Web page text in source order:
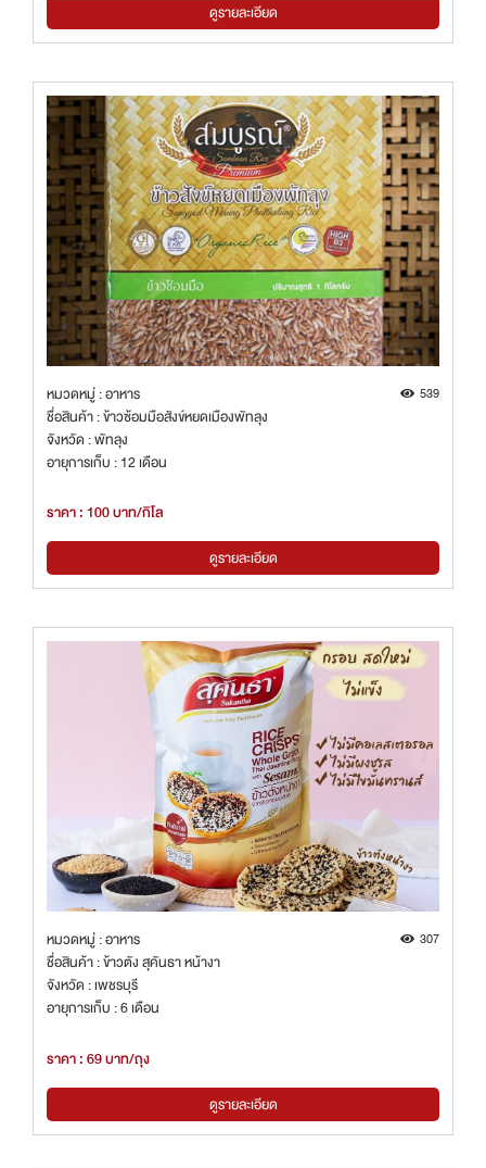
ดูรายละเอียด
หมวดหมู่ : อาหาร 539
ชื่อสินค้า : ข้าวซ้อมมือสังข์หยดเมืองพัทลุง
จังหวัด : พัทลุง
อายุการเก็บ : 12 เดือน
ราคา : 100 บาท/กิโล
ดูรายละเอียด
หมวดหมู่ : อาหาร 307
ชื่อสินค้า : ข้าวตัง สุคันธา หน้างา
จังหวัด : เพชรบุรี
อายุการเก็บ : 6 เดือน
ราคา : 69 บาท/ถุง
ดูรายละเอียด